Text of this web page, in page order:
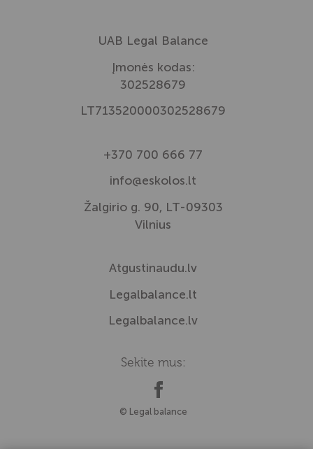
UAB Legal Balance
Įmonės kodas:
302528679
LT713520000302528679
+370 700 666 77
info@eskolos.lt
Žalgirio g. 90, LT-09303
Vilnius
Atgustinaudu.lv
Legalbalance.lt
Legalbalance.lv
Sekite mus:
© Legal balance